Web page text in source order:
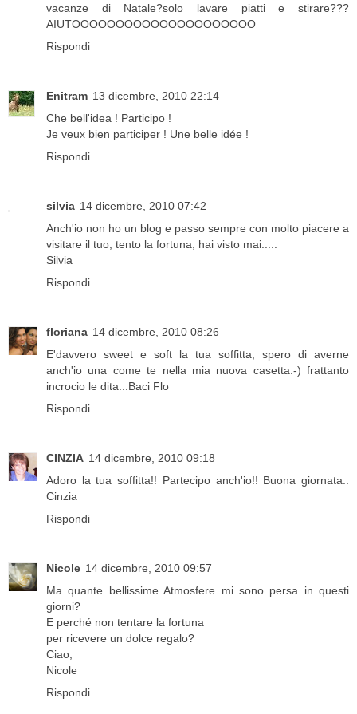
vacanze di Natale?solo lavare piatti e stirare???
AIUTOOOOOOOOOOOOOOOOOOOOO
Rispondi
Enitram 13 dicembre, 2010 22:14
Che bell'idea ! Participo !
Je veux bien participer ! Une belle idée !
Rispondi
silvia 14 dicembre, 2010 07:42
Anch'io non ho un blog e passo sempre con molto piacere a
visitare il tuo; tento la fortuna, hai visto mai.....
Silvia
Rispondi
floriana 14 dicembre, 2010 08:26
E'davvero sweet e soft la tua soffitta, spero di averne
anch'io una come te nella mia nuova casetta:-) frattanto
incrocio le dita...Baci Flo
Rispondi
CINZIA 14 dicembre, 2010 09:18
Adoro la tua soffitta!! Partecipo anch'io!! Buona giornata..
Cinzia
Rispondi
Nicole 14 dicembre, 2010 09:57
Ma quante bellissime Atmosfere mi sono persa in questi
giorni?
E perché non tentare la fortuna
per ricevere un dolce regalo?
Ciao,
Nicole
Rispondi